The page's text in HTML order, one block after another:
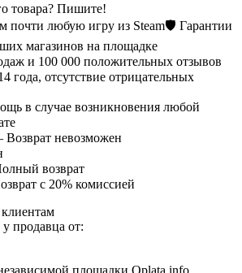
товара? Пишите!
почти любую игру из Steam🛡 Гарантии
магазинов на площадке
и 100 000 положительных отзывов
года, отсутствие отрицательных
в случае возникновения любой
Возврат невозможен
возврат
с 20% комиссией
продавца от:
площадки Oplata.info